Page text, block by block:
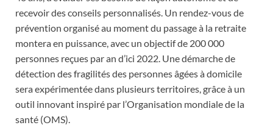
recevoir des conseils personnalisés. Un rendez-vous de
prévention organisé au moment du passage à la retraite
montera en puissance, avec un objectif de 200 000
personnes reçues par an d’ici 2022. Une démarche de
détection des fragilités des personnes âgées à domicile
sera expérimentée dans plusieurs territoires, grâce à un
outil innovant inspiré par l’Organisation mondiale de la
santé (OMS).